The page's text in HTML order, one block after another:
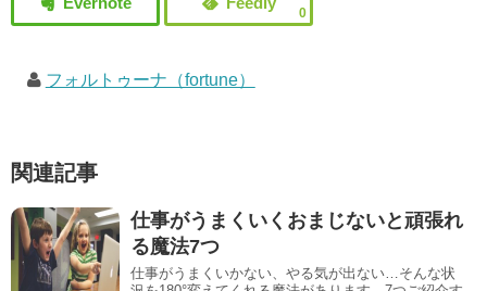
0
フォルトゥーナ（fortune）
関連記事
仕事がうまくいくおまじないと頑張れ
る魔法7つ
仕事がうまくいかない、やる気が出ない…そんな状